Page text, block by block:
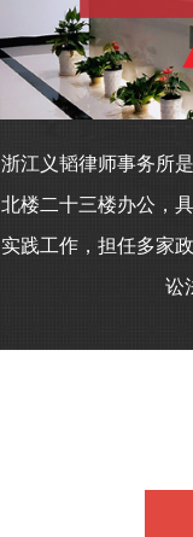
浙江义韬律师事务所
北楼二十三楼办公，
实践工作，担任多家
讼